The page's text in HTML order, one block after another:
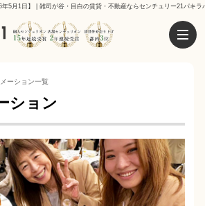
5月1日】 | 雑司が谷・目白の賃貸・不動産ならセンチュリー21パキラ
ーション一覧
ション